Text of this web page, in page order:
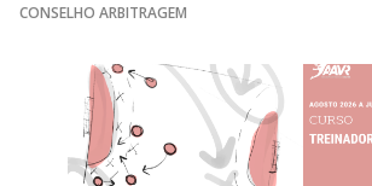
CONSELHO ARBITRAGEM
Anterior